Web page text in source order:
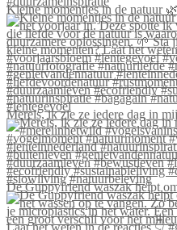
Kleine momentjes in de natuur
Merels, ik zie ze iedere dag in
De Guppyfriend waszak helpt